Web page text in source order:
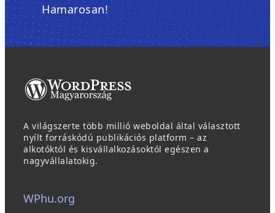
Hamarosan!
A világszerte több millió weboldal által választott
nyílt forráskódú publikációs platform – az
alkotóktól és kisvállalkozásoktól egészen a
nagyvállalatokig.
WPhu.org